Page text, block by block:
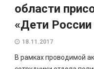
области
«Дети
18.11.2017
В рамках проводимой